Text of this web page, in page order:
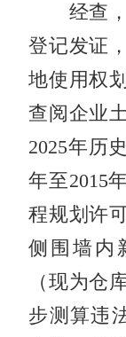
经查，
登记发证
地使用权
查阅企业
2025年历
年至2015
程规划许
侧围墙内
（现为仓
步测算违